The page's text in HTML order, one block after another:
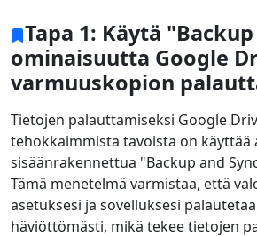
Tapa 1: Käytä
ominaisuutta Google
varmuuskopion
Tietojen palauttamiseksi Google
tehokkaimmista tavoista on käyttää
sisäänrakennettua "Backup and
Tämä menetelmä varmistaa, että
asetuksesi ja sovelluksesi
häviöttömästi, mikä tekee tietojen